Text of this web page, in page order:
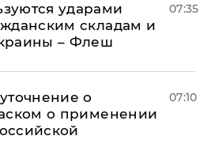
ударами
складам и
– Флеш
07:35
о
о применении
07:10